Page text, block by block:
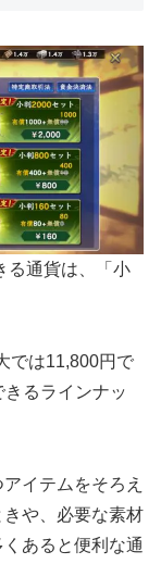
る通貨は、「小
では11,800円で
るラインナッ
イテムをそろえ
や、必要な素材
あると便利な通